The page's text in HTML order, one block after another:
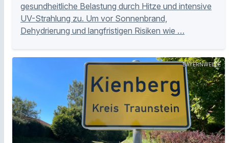
gesundheitliche Belastung durch Hitze und intensive
UV-Strahlung zu. Um vor Sonnenbrand,
Dehydrierung und langfristigen Risiken wie …
BAYERNWELLE